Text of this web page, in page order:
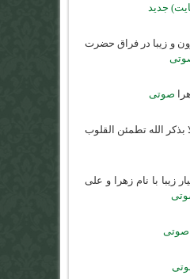
جدید
و زیبا در فراق حضرت
صوتی
بذکر الله تطمئن القلوب
زیبا با نام زهرا و علی
صوتی